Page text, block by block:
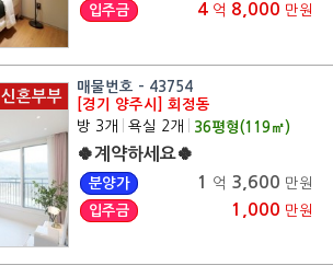
입주금
4 억 8,000 만원
신혼부부
매물번호 - 43754
[경기 양주시] 회정동
방 3개
욕실 2개 36평형(119㎡)
🍀계약하세요🍀
분양가 1 억 3,600 만원
입주금
1,000 만원